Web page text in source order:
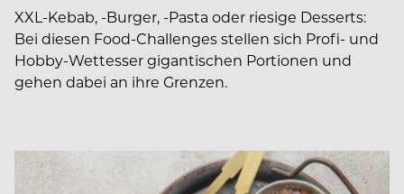
XXL-Kebab, -Burger, -Pasta oder riesige Desserts:
Bei diesen Food-Challenges stellen sich Profi- und
Hobby-Wettesser gigantischen Portionen und
gehen dabei an ihre Grenzen.